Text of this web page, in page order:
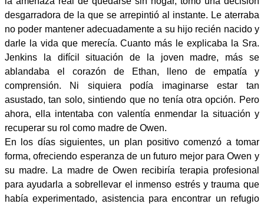
desgarradora de la que se arrepintió al instante. Le aterraba
no poder mantener adecuadamente a su hijo recién nacido y
darle la vida que merecía. Cuanto más le explicaba la Sra.
Jenkins la difícil situación de la joven madre, más se
ablandaba el corazón de Ethan, lleno de empatía y
comprensión. Ni siquiera podía imaginarse estar tan
asustado, tan solo, sintiendo que no tenía otra opción. Pero
ahora, ella intentaba con valentía enmendar la situación y
recuperar su rol como madre de Owen.
En los días siguientes, un plan positivo comenzó a tomar
forma, ofreciendo esperanza de un futuro mejor para Owen y
su madre. La madre de Owen recibiría terapia profesional
para ayudarla a sobrellevar el inmenso estrés y trauma que
había experimentado, asistencia para encontrar un refugio